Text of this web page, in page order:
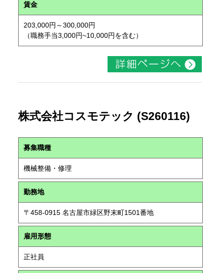
賃金
203,000円～300,000円
（職務手当3,000円~10,000円を含む）
株式会社コスモテック (S260116)
募集職種
機械整備・修理
勤務地
〒458-0915 名古屋市緑区野末町1501番地
雇用形態
正社員